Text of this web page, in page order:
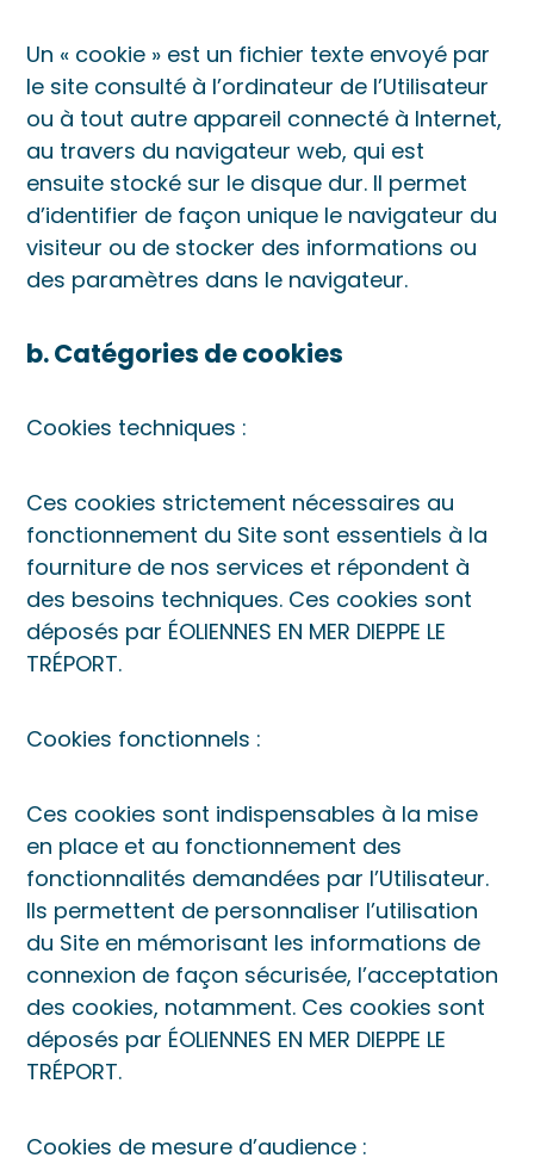
Un « cookie » est un fichier texte envoyé par
le site consulté à l’ordinateur de l’Utilisateur
ou à tout autre appareil connecté à Internet,
au travers du navigateur web, qui est
ensuite stocké sur le disque dur. Il permet
d’identifier de façon unique le navigateur du
visiteur ou de stocker des informations ou
des paramètres dans le navigateur.
b. Catégories de cookies
Cookies techniques :
Ces cookies strictement nécessaires au
fonctionnement du Site sont essentiels à la
fourniture de nos services et répondent à
des besoins techniques. Ces cookies sont
déposés par ÉOLIENNES EN MER DIEPPE LE
TRÉPORT.
Cookies fonctionnels :
Ces cookies sont indispensables à la mise
en place et au fonctionnement des
fonctionnalités demandées par l’Utilisateur.
Ils permettent de personnaliser l’utilisation
du Site en mémorisant les informations de
connexion de façon sécurisée, l’acceptation
des cookies, notamment. Ces cookies sont
déposés par ÉOLIENNES EN MER DIEPPE LE
TRÉPORT.
Cookies de mesure d’audience :